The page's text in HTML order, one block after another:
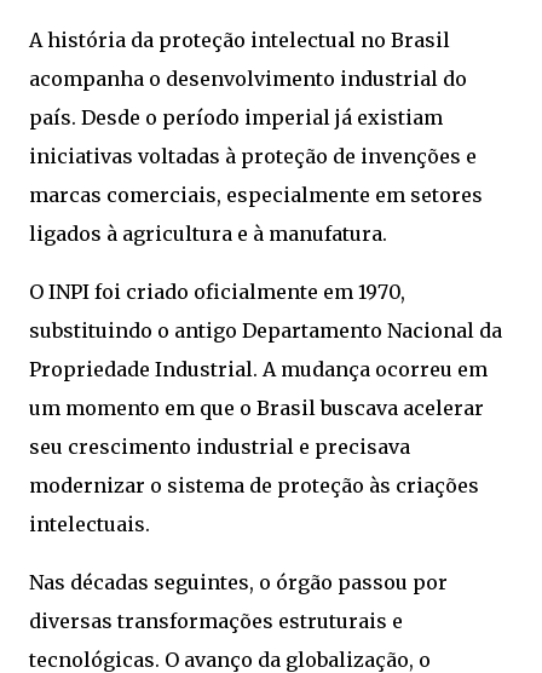
A história da proteção intelectual no Brasil
acompanha o desenvolvimento industrial do
país. Desde o período imperial já existiam
iniciativas voltadas à proteção de invenções e
marcas comerciais, especialmente em setores
ligados à agricultura e à manufatura.
O INPI foi criado oficialmente em 1970,
substituindo o antigo Departamento Nacional da
Propriedade Industrial. A mudança ocorreu em
um momento em que o Brasil buscava acelerar
seu crescimento industrial e precisava
modernizar o sistema de proteção às criações
intelectuais.
Nas décadas seguintes, o órgão passou por
diversas transformações estruturais e
tecnológicas. O avanço da globalização, o